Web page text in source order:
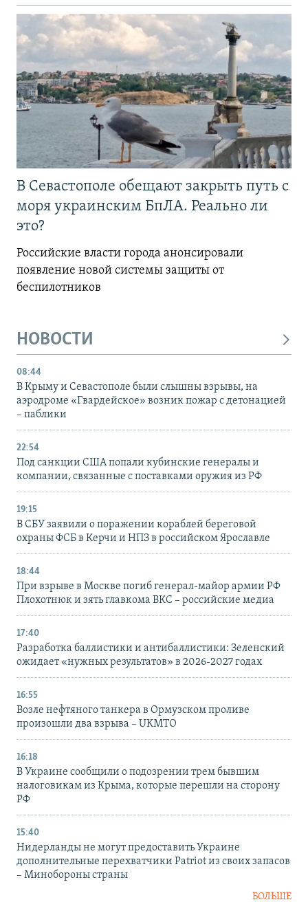
В Севастополе обещают закрыть путь с
моря украинским БпЛА. Реально ли
это?
Российские власти города анонсировали
появление новой системы защиты от
беспилотников
НОВОСТИ
08:44
В Крыму и Севастополе были слышны взрывы, на
аэродроме «Гвардейское» возник пожар с детонацией
– паблики
22:54
Под санкции США попали кубинские генералы и
компании, связанные с поставками оружия из РФ
19:15
В СБУ заявили о поражении кораблей береговой
охраны ФСБ в Керчи и НПЗ в российском Ярославле
18:44
При взрыве в Москве погиб генерал-майор армии РФ
Плохотнюк и зять главкома ВКС – российские медиа
17:40
Разработка баллистики и антибаллистики: Зеленский
ожидает «нужных результатов» в 2026-2027 годах
16:55
Возле нефтяного танкера в Ормузском проливе
произошли два взрыва – UKMTO
16:18
В Украине сообщили о подозрении трем бывшим
налоговикам из Крыма, которые перешли на сторону
РФ
15:40
Нидерланды не могут предоставить Украине
дополнительные перехватчики Patriot из своих запасов
– Минобороны страны
БОЛЬШЕ